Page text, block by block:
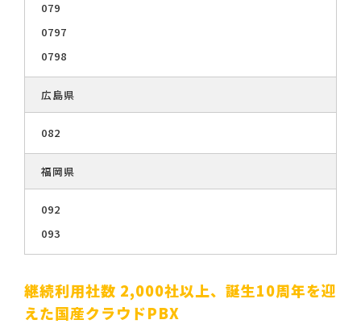
079
0797
0798
広島県
082
福岡県
092
093
継続利用社数 2,000社以上、誕生10周年を迎
えた国産クラウドPBX